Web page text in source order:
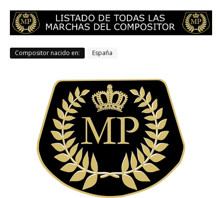
Compositor nacido en: España